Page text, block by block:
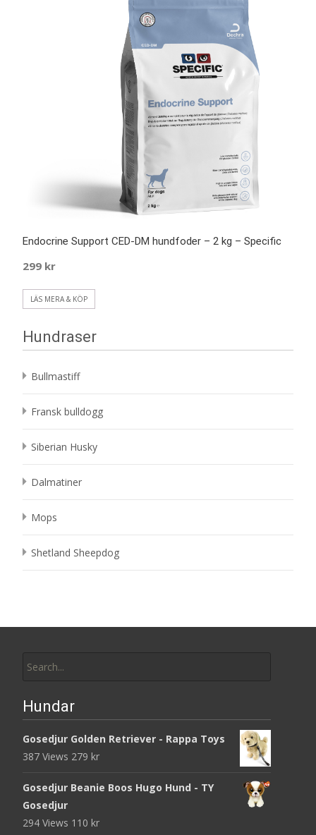
Endocrine Support CED-DM hundfoder – 2 kg – Specific
299 kr
LÄS MERA & KÖP
Hundraser
Bullmastiff
Fransk bulldogg
Siberian Husky
Dalmatiner
Mops
Shetland Sheepdog
for:
Hundar
Gosedjur Golden Retriever - Rappa Toys
387 Views 279 kr
Gosedjur Beanie Boos Hugo Hund - TY
Gosedjur
294 Views 110 kr